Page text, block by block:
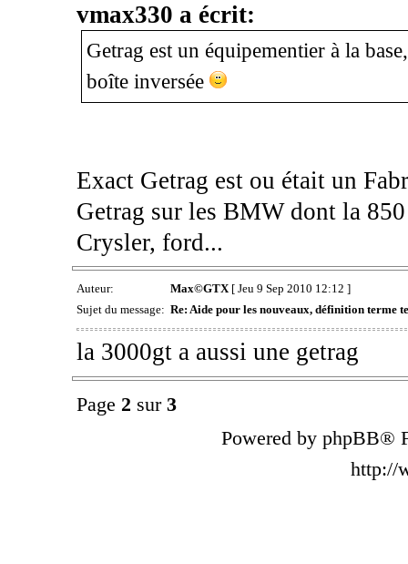
vmax330 a écrit:
Getrag est un équipementier à la
boîte inversée
Exact Getrag est ou était un
Getrag sur les BMW dont la
Crysler, ford...
Auteur: Max©GTX[ Jeu 9 Sep 2010 12:12 ]
Sujet du message: Re: Aide pour les nouveaux, définition terme
la 3000gt a aussi une getrag
Page 2 sur 3
Powered by phpBB®
http://